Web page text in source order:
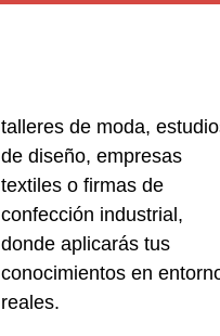
talleres de moda,
de diseño, empresas
textiles o firmas de
confección industrial,
donde aplicarás tus
conocimientos en
reales.